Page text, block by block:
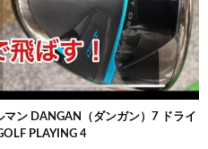
ン DANGAN（ダンガン）7 ドライ
PLAYING 4